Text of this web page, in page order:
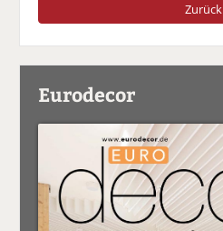
Zurück
Eurodecor